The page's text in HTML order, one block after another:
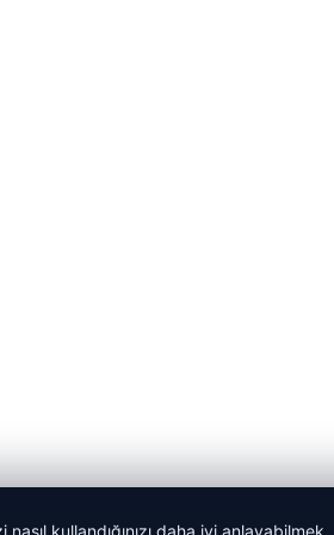
nasıl kullandığınızı daha iyi